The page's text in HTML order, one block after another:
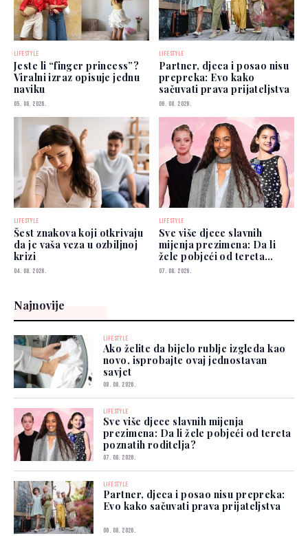
LIFESTYLE
Jeste li “finger princess”?
Viralni izraz opisuje jednu
naviku
05. 08. 2026.
LIFESTYLE
Partner, djeca i posao nisu
prepreka: Evo kako
sačuvati prava prijateljstva
06. 08. 2026.
LIFESTYLE
Šest znakova koji otkrivaju
da je vaša veza u ozbiljnoj
krizi
04. 08. 2026.
LIFESTYLE
Sve više djece slavnih
mijenja prezimena: Da li
žele pobjeći od tereta
poznatih roditelja?
07. 08. 2026.
Najnovije
LIFESTYLE
Ako želite da bijelo rublje izgleda kao
novo, isprobajte ovaj jednostavan
savjet
08. 08. 2026.
LIFESTYLE
Sve više djece slavnih mijenja
prezimena: Da li žele pobjeći od tereta
poznatih roditelja?
07. 08. 2026.
LIFESTYLE
Partner, djeca i posao nisu prepreka:
Evo kako sačuvati prava prijateljstva
06. 08. 2026.